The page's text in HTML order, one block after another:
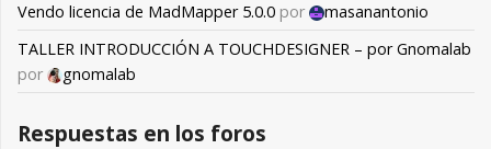
Vendo licencia de MadMapper 5.0.0 por
masanantonio
TALLER INTRODUCCIÓN A TOUCHDESIGNER – por Gnomalab
por
gnomalab
Respuestas en los foros